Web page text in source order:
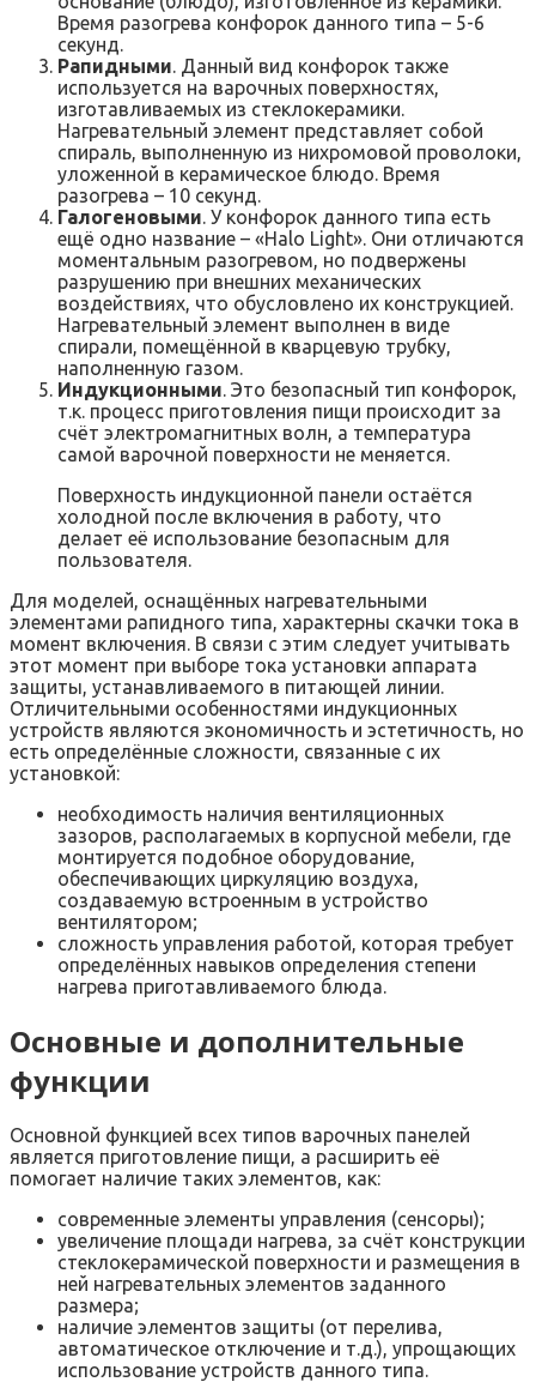
Время разогрева конфорок данного типа – 5-6
секунд.
Рапидными. Данный вид конфорок также
используется на варочных поверхностях,
изготавливаемых из стеклокерамики.
Нагревательный элемент представляет собой
спираль, выполненную из нихромовой проволоки,
уложенной в керамическое блюдо. Время
разогрева – 10 секунд.
Галогеновыми. У конфорок данного типа есть
ещё одно название – «Halo Light». Они отличаются
моментальным разогревом, но подвержены
разрушению при внешних механических
воздействиях, что обусловлено их конструкцией.
Нагревательный элемент выполнен в виде
спирали, помещённой в кварцевую трубку,
наполненную газом.
Индукционными. Это безопасный тип конфорок,
т.к. процесс приготовления пищи происходит за
счёт электромагнитных волн, а температура
самой варочной поверхности не меняется.
Поверхность индукционной панели остаётся
холодной после включения в работу, что
делает её использование безопасным для
пользователя.
Для моделей, оснащённых нагревательными
элементами рапидного типа, характерны скачки тока в
момент включения. В связи с этим следует учитывать
этот момент при выборе тока установки аппарата
защиты, устанавливаемого в питающей линии.
Отличительными особенностями индукционных
устройств являются экономичность и эстетичность, но
есть определённые сложности, связанные с их
установкой:
необходимость наличия вентиляционных
зазоров, располагаемых в корпусной мебели, где
монтируется подобное оборудование,
обеспечивающих циркуляцию воздуха,
создаваемую встроенным в устройство
вентилятором;
сложность управления работой, которая требует
определённых навыков определения степени
нагрева приготавливаемого блюда.
Основные и дополнительные
функции
Основной функцией всех типов варочных панелей
является приготовление пищи, а расширить её
помогает наличие таких элементов, как:
современные элементы управления (сенсоры);
увеличение площади нагрева, за счёт конструкции
стеклокерамической поверхности и размещения в
ней нагревательных элементов заданного
размера;
наличие элементов защиты (от перелива,
автоматическое отключение и т.д.), упрощающих
использование устройств данного типа.